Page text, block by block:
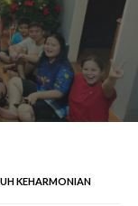
KEHARMONIAN